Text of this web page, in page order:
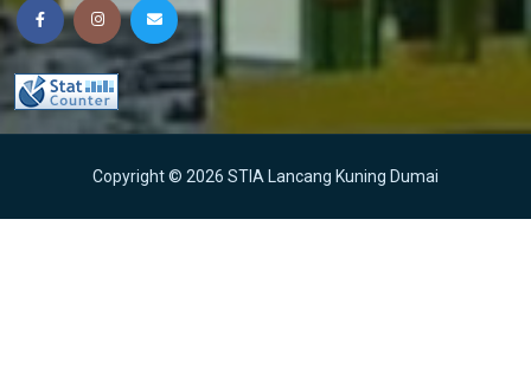
Copyright © 2026 STIA Lancang Kuning Dumai